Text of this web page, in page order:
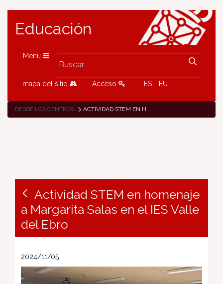
Educación
Menú
mapa del sitio Acceso ES EU
DESDE LOS CENTROS ACTIVIDAD STEM EN HOMENAJE A MARGARITA SALAS EN EL IES VALLE DEL EBRO
Actividad STEM en homenaje
a Margarita Salas en el IES Valle
del Ebro
2024/11/05